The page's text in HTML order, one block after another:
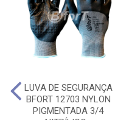
LUVA DE SEGURANÇA
BFORT 12703 NYLON
PIGMENTADA 3/4